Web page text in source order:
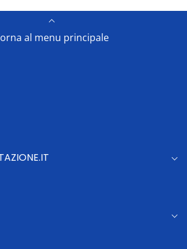
al menu principale